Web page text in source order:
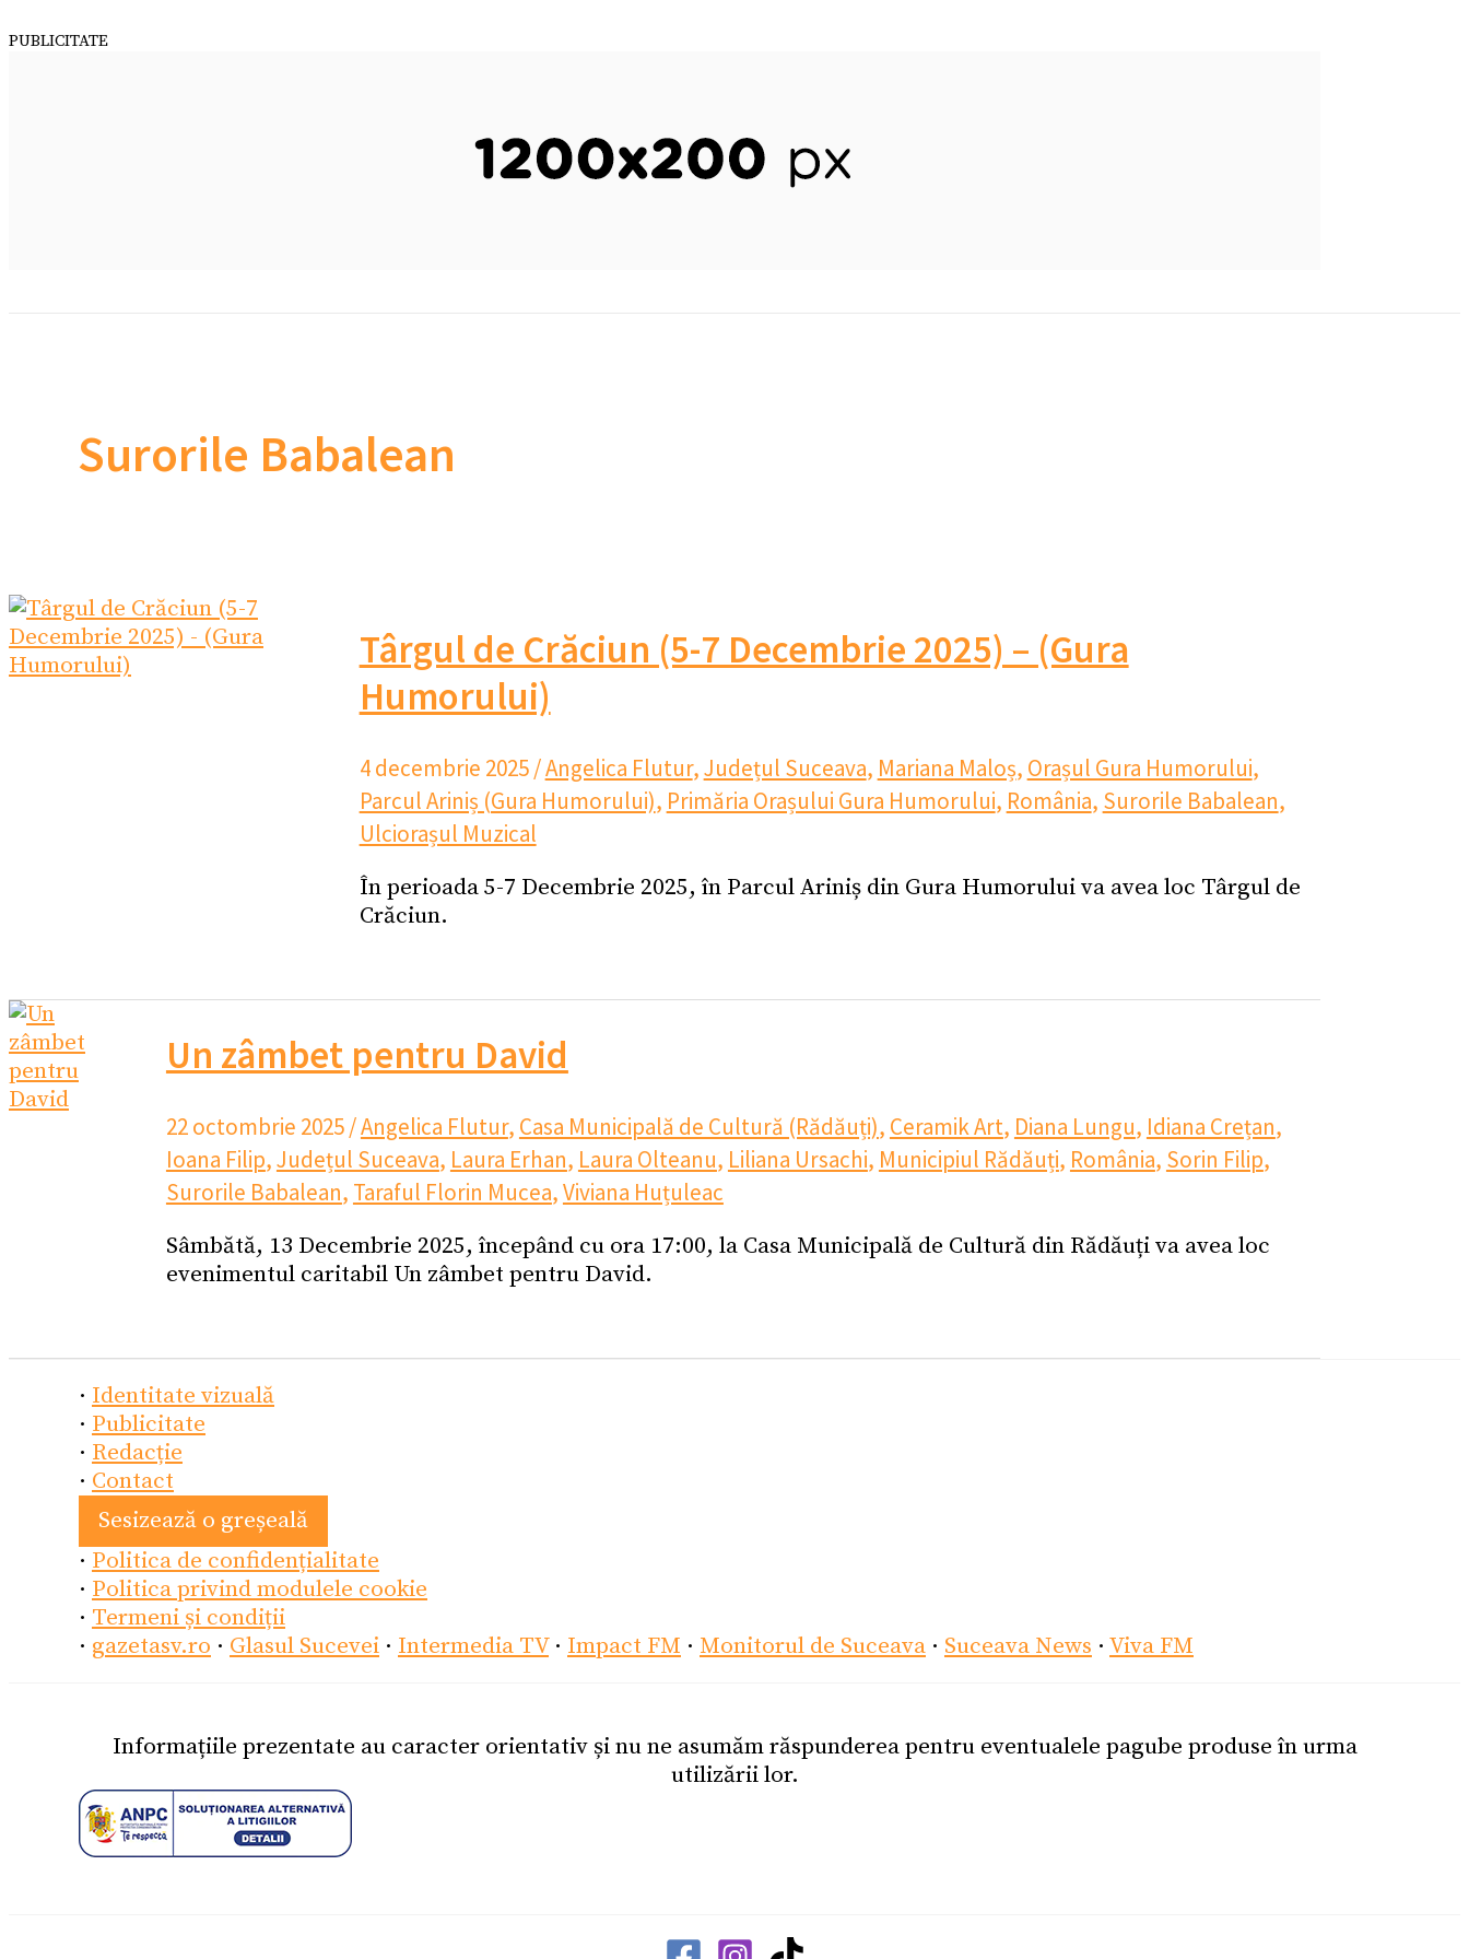
PUBLICITATE
Surorile Babalean
Târgul de Crăciun (5-7 Decembrie 2025) – (Gura
Humorului)
4 decembrie 2025/Angelica Flutur,Județul Suceava, Mariana Maloș, Orașul Gura Humorului,
Parcul Ariniș (Gura Humorului), Primăria Orașului Gura Humorului, România, Surorile Babalean,
Ulciorașul Muzical
În perioada 5-7 Decembrie 2025, în Parcul Ariniș din Gura Humorului va avea loc Târgul de
Crăciun.
Un zâmbet pentru David
22 octombrie 2025/Angelica Flutur, Casa Municipală de Cultură (Rădăuți), Ceramik Art, Diana Lungu, Idiana Crețan,
Ioana Filip,Județul Suceava, Laura Erhan, Laura Olteanu, Liliana Ursachi, Municipiul Rădăuți, România, Sorin Filip,
Surorile Babalean, Taraful Florin Mucea,Viviana Huțuleac
Sâmbătă, 13 Decembrie 2025, începând cu ora 17:00, la Casa Municipală de Cultură din Rădăuți va avea loc
evenimentul caritabil Un zâmbet pentru David.
· Identitate vizuală
· Publicitate
· Redacție
· Contact
Sesizează o greșeală
· Politica de confidențialitate
· Politica privind modulele cookie
· Termeni și condiții
· gazetasv.ro · Glasul Sucevei · Intermedia TV· Impact FM · Monitorul de Suceava · Suceava News · Viva FM
Informațiile prezentate au caracter orientativ și nu ne asumăm răspunderea pentru eventualele pagube produse în urma
utilizării lor.